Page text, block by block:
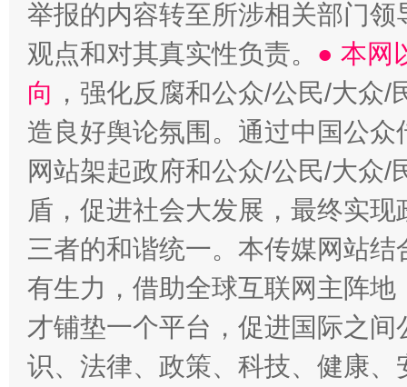
举报的内容转至所涉相关部门
观点和对其真实性负责。 ● 本网
向 ，强化反腐和公众/公民/大众
造良好舆论氛围。通过中国公
网站架起政府和公众/公民/大众
盾，促进社会大发展，最终实
三者的和谐统一。本传媒网站
有生力，借助全球互联网主阵
才铺垫一个平台，促进国际之
识、法律、政策、科技、健康